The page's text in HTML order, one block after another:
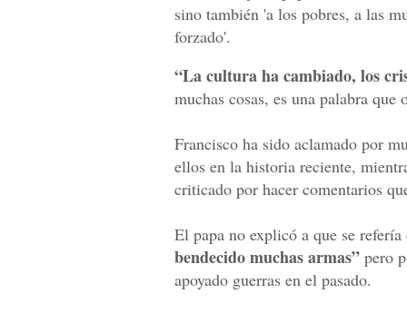
sino también 'a los pobres, a las
forzado'.
“La cultura ha cambiado, los
muchas cosas, es una palabra
Francisco ha sido aclamado por
ellos en la historia reciente,
criticado por hacer comentarios
El papa no explicó a que se
bendecido muchas armas” pero
apoyado guerras en el pasado.